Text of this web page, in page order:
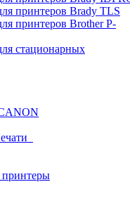
принтеров Brady TLS
принтеров Brother P-
стационарных